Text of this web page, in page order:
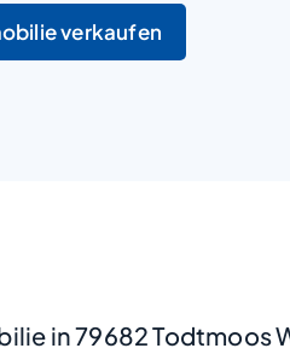
verkaufen
in 79682